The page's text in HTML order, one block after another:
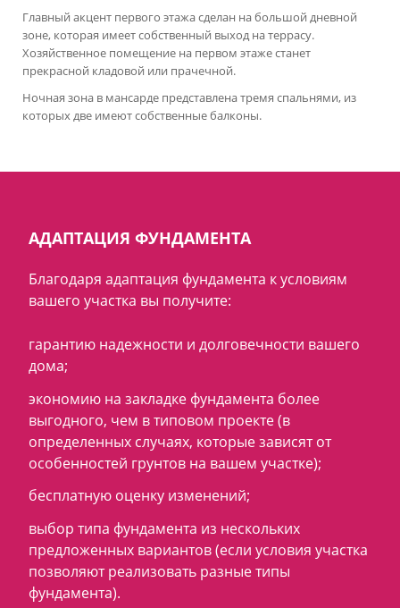
Главный акцент первого этажа сделан на большой дневной
зоне, которая имеет собственный выход на террасу.
Хозяйственное помещение на первом этаже станет
прекрасной кладовой или прачечной.
Ночная зона в мансарде представлена тремя спальнями, из
которых две имеют собственные балконы.
АДАПТАЦИЯ ФУНДАМЕНТА
Благодаря адаптация фундамента к условиям
вашего участка вы получите:
гарантию надежности и долговечности вашего
дома;
экономию на закладке фундамента более
выгодного, чем в типовом проекте (в
определенных случаях, которые зависят от
особенностей грунтов на вашем участке);
бесплатную оценку изменений;
выбор типа фундамента из нескольких
предложенных вариантов (если условия участка
позволяют реализовать разные типы
фундамента).